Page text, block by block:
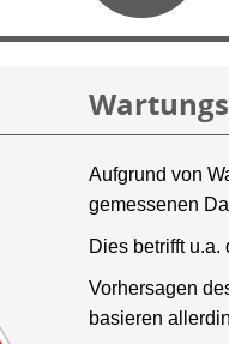
Aufgrund von
gemessenen
Dies betrifft
Vorhersagen
basieren